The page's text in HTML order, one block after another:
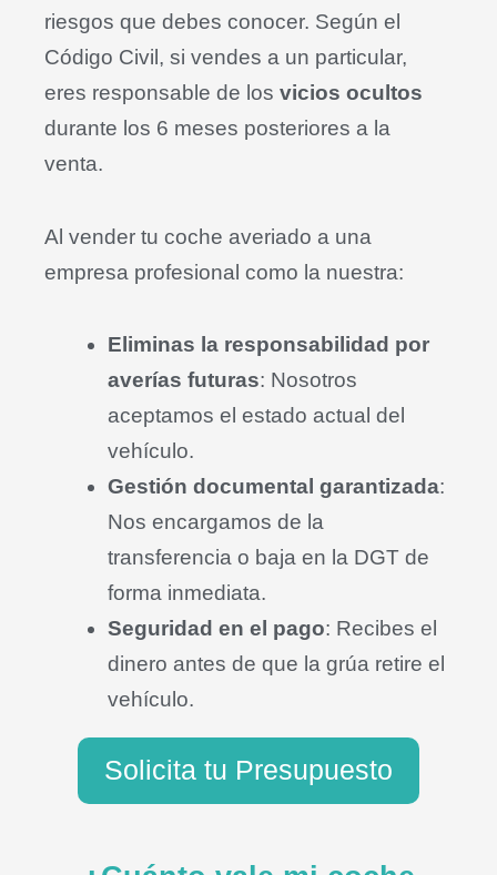
riesgos que debes conocer. Según el
Código Civil, si vendes a un particular,
eres responsable de los vicios ocultos
durante los 6 meses posteriores a la
venta.
Al vender tu coche averiado a una
empresa profesional como la nuestra:
Eliminas la responsabilidad por
averías futuras: Nosotros
aceptamos el estado actual del
vehículo.
Gestión documental garantizada:
Nos encargamos de la
transferencia o baja en la DGT de
forma inmediata.
Seguridad en el pago: Recibes el
dinero antes de que la grúa retire el
vehículo.
Solicita tu Presupuesto